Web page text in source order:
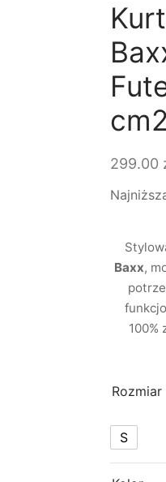
299.00
Baxx,
100%
Rozmiar
S